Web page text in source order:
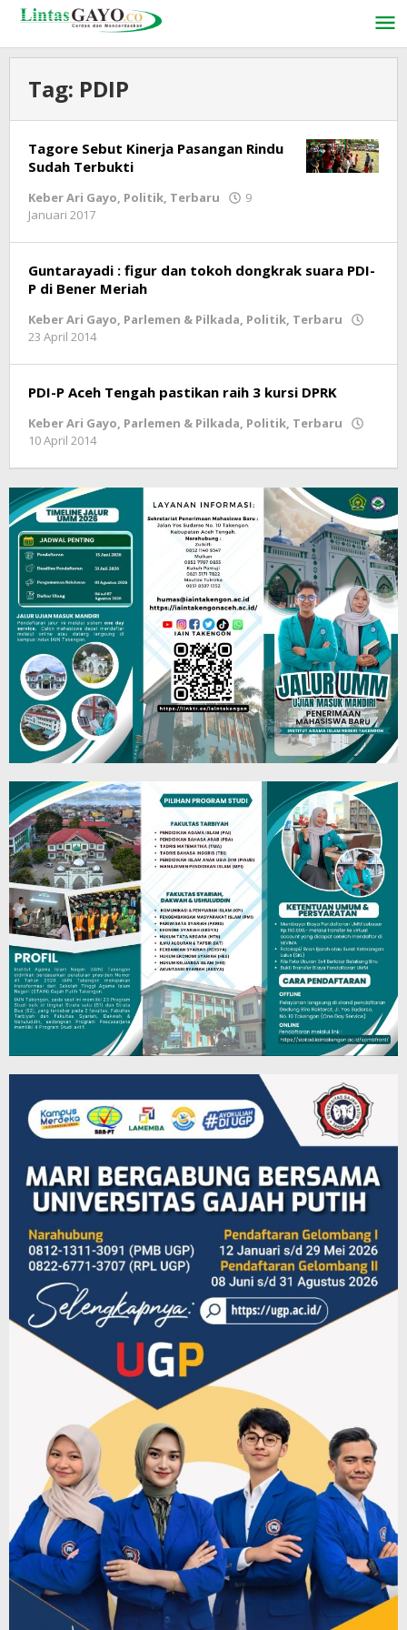
Lewati
konten
Tag: PDIP
Tagore Sebut Kinerja Pasangan Rindu
Sudah Terbukti
Keber Ari Gayo, Politik, Terbaru
9
Januari 2017
Guntarayadi : figur dan tokoh dongkrak suara PDI-
P di Bener Meriah
Keber Ari Gayo, Parlemen & Pilkada, Politik, Terbaru
23 April 2014
PDI-P Aceh Tengah pastikan raih 3 kursi DPRK
Keber Ari Gayo, Parlemen & Pilkada, Politik, Terbaru
10 April 2014